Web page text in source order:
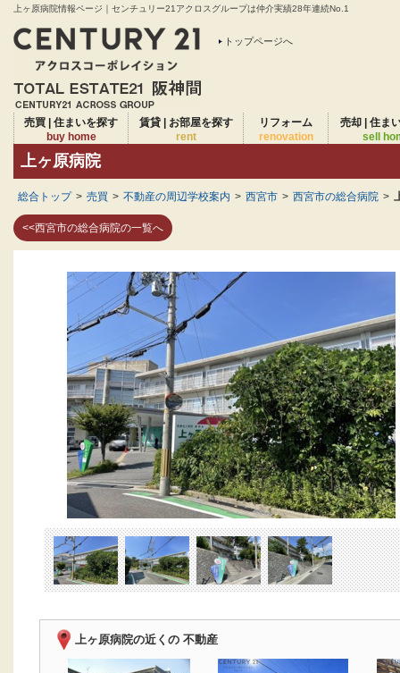
上ヶ原病院情報ページ｜センチュリー21アクロスグループは仲介実績28年連続No.1
トップページへ
売買 | 住まいを探す
buy home
賃貸 | お部屋を探す
rent
リフォーム
renovation
売却 | 住ま
sell
上ヶ原病院
総合トップ > 売買 > 不動産の周辺学校案内 > 西宮市 > 西宮市の総合病院 >
<<西宮市の総合病院の一覧へ
上ヶ原病院の近くの 不動産